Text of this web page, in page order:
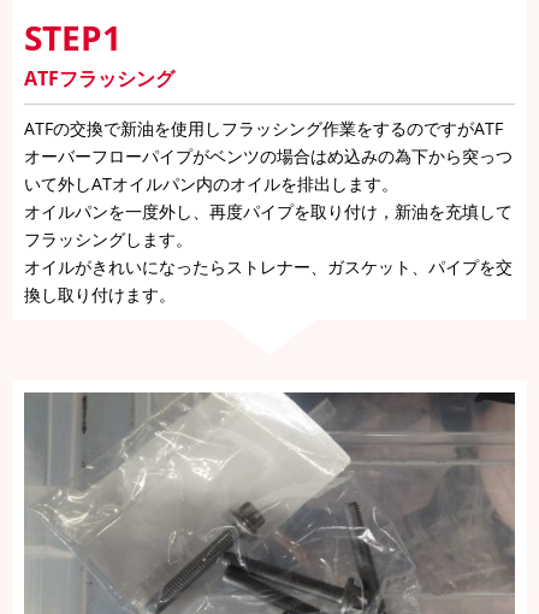
STEP1
ATFフラッシング
ATFの交換で新油を使用しフラッシング作業をするのですがATF
オーバーフローパイプがベンツの場合はめ込みの為下から突っつ
いて外しATオイルパン内のオイルを排出します。
オイルパンを一度外し、再度パイプを取り付け，新油を充填して
フラッシングします。
オイルがきれいになったらストレナー、ガスケット、パイプを交
換し取り付けます。